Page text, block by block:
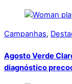
Campanhas,
Agosto Verde
diagnóstico